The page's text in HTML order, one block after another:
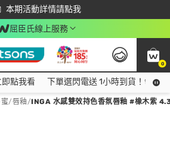
本期活動詳情請點我
下載app最高回饋$350
屈臣氏線上服務
0
我看
點我看 下單選閃電送 1小時到貨！領神
/唇釉/INGA 水感雙效持色香氛唇釉 #橡木紫